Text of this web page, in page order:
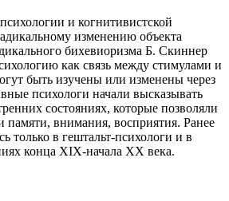
и когнитивистской
изменению объекта
бихевиоризма Б. Скиннер
как связь между стимулами и
быть изучены или изменены через
психологи начали высказывать
состояниях, которые позволяли
памяти, внимания, восприятия. Ранее
только в гештальт-психологи и в
конца XIX-начала XX века.